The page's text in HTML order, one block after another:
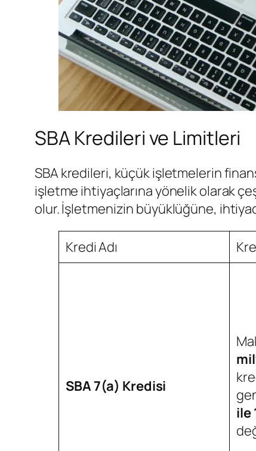
SBA Kredileri ve Limitleri
SBA kredileri, küçük işletmelerin
işletme ihtiyaçlarına yönelik olarak
olur. İşletmenizin büyüklüğüne,
Kredi Adı
SBA 7(a) Kredisi
ile